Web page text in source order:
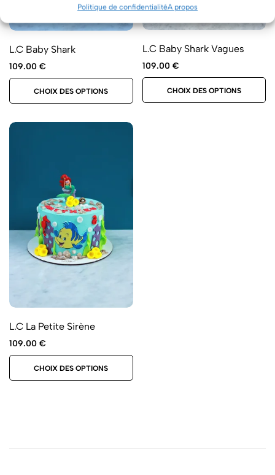
Politique de confidentialitéA propos
L.C Baby Shark
109.00 €
CHOIX DES OPTIONS
L.C Baby Shark Vagues
109.00 €
CHOIX DES OPTIONS
L.C La Petite Sirène
109.00 €
CHOIX DES OPTIONS